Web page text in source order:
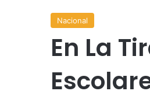
Nacional
En La